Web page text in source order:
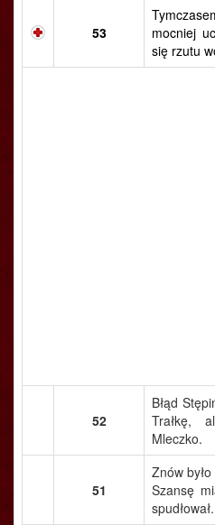
53
mocniej
się rzutu
52
Błąd
Trałkę,
Mleczko.
51
Znów
Szansę
spudłował.